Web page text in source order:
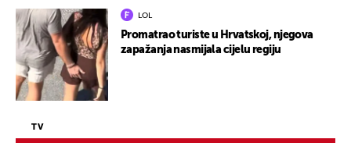
LOL
Promatrao turiste u Hrvatskoj, njegova
zapažanja nasmijala cijelu regiju
TV